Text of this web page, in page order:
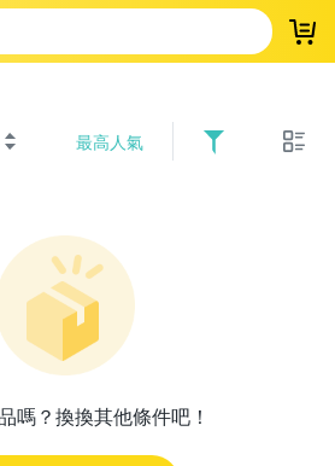
登
最高人氣
嗎？換換其他條件吧！